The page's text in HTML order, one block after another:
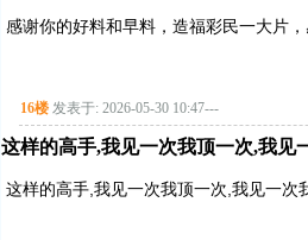
感谢你的好料和早料，造福彩民一大片
16楼 发表于: 2026-05-30 10:47---
这样的高手,我见一次我顶一次,我见
这样的高手,我见一次我顶一次,我见一次